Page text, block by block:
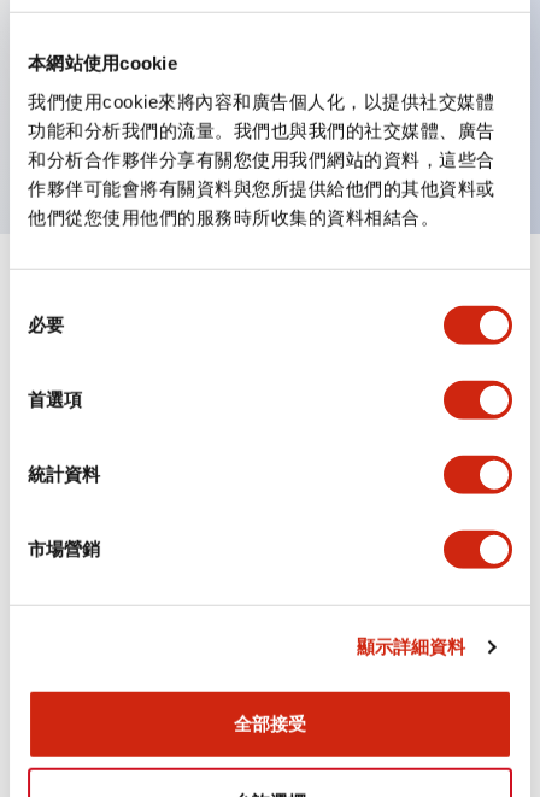
本網站使用cookie
我們使用cookie來將內容和廣告個人化，以提供社交媒體
功能和分析我們的流量。我們也與我們的社交媒體、廣告
和分析合作夥伴分享有關您使用我們網站的資料，這些合
作夥伴可能會將有關資料與您所提供給他們的其他資料或
他們從您使用他們的服務時所收集的資料相結合。
必要
首選項
統計資料
市場營銷
顯示詳細資料
全部接受
作業性提升的背部端子方式，全系列統一22mm軸長的
平坦端子面。
UL・CSA認證品
環境規範
機械規格
安裝和安裝規範
型錄和宣傳手冊 CAD檔 認證與標準 技術文件